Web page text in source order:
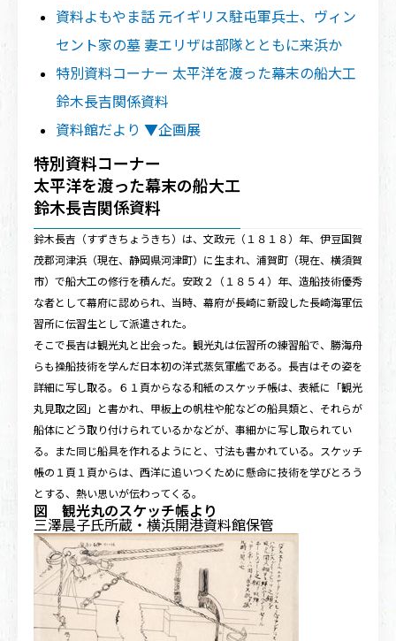
資料よもやま話 元イギリス駐屯軍兵士、ヴィン
セント家の墓 妻エリザは部隊とともに来浜か
特別資料コーナー 太平洋を渡った幕末の船大工
鈴木長吉関係資料
資料館だより ▼企画展
特別資料コーナー
太平洋を渡った幕末の船大工
鈴木長吉関係資料
鈴木長吉（すずきちょうきち）は、文政元（１８１８）年、伊豆国賀
茂郡河津浜（現在、静岡県河津町）に生まれ、浦賀町（現在、横須賀
市）で船大工の修行を積んだ。安政２（１８５４）年、造船技術優秀
な者として幕府に認められ、当時、幕府が長崎に新設した長崎海軍伝
習所に伝習生として派遣された。
そこで長吉は観光丸と出会った。観光丸は伝習所の練習船で、勝海舟
らも操船技術を学んだ日本初の洋式蒸気軍艦である。長吉はその姿を
詳細に写し取る。６１頁からなる和紙のスケッチ帳は、表紙に「観光
丸見取之図」と書かれ、甲板上の帆柱や舵などの船具類と、それらが
船体にどう取り付けられているかなどが、事細かに写し取られてい
る。また同じ船具を作れるようにと、寸法も書かれている。スケッチ
帳の１頁１頁からは、西洋に追いつくために懸命に技術を学びとろう
とする、熱い思いが伝わってくる。
図 観光丸のスケッチ帳より
三澤晨子氏所蔵・横浜開港資料館保管